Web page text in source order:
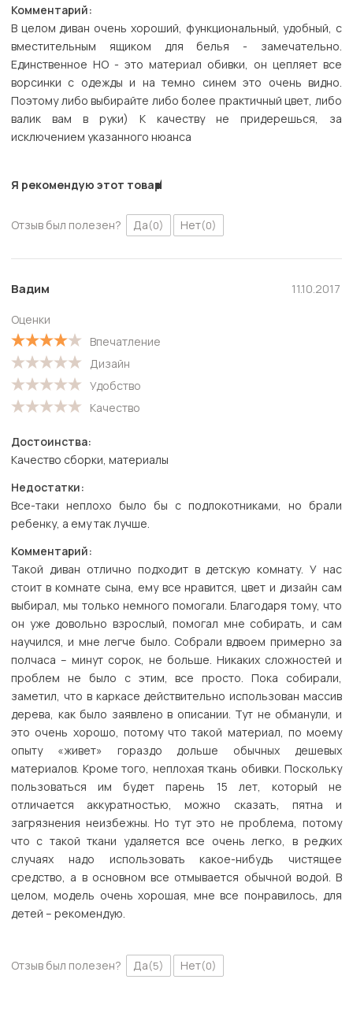
Комментарий:
В целом диван очень хороший, функциональный, удобный, с
вместительным ящиком для белья - замечательно.
Единственное НО - это материал обивки, он цепляет все
ворсинки с одежды и на темно синем это очень видно.
Поэтому либо выбирайте либо более практичный цвет, либо
валик вам в руки) К качеству не придерешься, за
исключением указанного нюанса
Я рекомендую этот товар
Отзыв был полезен? Да(0) Нет(0)
Вадим
Оценки
Впечатление
Дизайн
Удобство
Качество
11.10.2017
Достоинства:
Качество сборки, материалы
Недостатки:
Все-таки неплохо было бы с подлокотниками, но брали
ребенку, а ему так лучше.
Комментарий:
Такой диван отлично подходит в детскую комнату. У нас
стоит в комнате сына, ему все нравится, цвет и дизайн сам
выбирал, мы только немного помогали. Благодаря тому, что
он уже довольно взрослый, помогал мне собирать, и сам
научился, и мне легче было. Собрали вдвоем примерно за
полчаса – минут сорок, не больше. Никаких сложностей и
проблем не было с этим, все просто. Пока собирали,
заметил, что в каркасе действительно использован массив
дерева, как было заявлено в описании. Тут не обманули, и
это очень хорошо, потому что такой материал, по моему
опыту «живет» гораздо дольше обычных дешевых
материалов. Кроме того, неплохая ткань обивки. Поскольку
пользоваться им будет парень 15 лет, который не
отличается аккуратностью, можно сказать, пятна и
загрязнения неизбежны. Но тут это не проблема, потому
что с такой ткани удаляется все очень легко, в редких
случаях надо использовать какое-нибудь чистящее
средство, а в основном все отмывается обычной водой. В
целом, модель очень хорошая, мне все понравилось, для
детей – рекомендую.
Отзыв был полезен? Да(5) Нет(0)